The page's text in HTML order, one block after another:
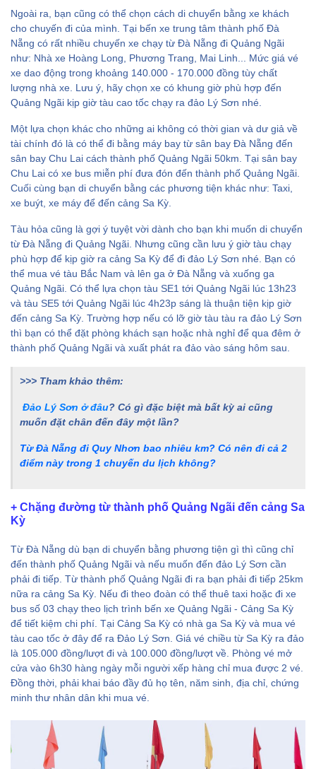
Ngoài ra, bạn cũng có thể chọn cách di chuyển bằng xe khách
cho chuyến đi của mình. Tại bến xe trung tâm thành phố Đà
Nẵng có rất nhiều chuyến xe chạy từ Đà Nẵng đi Quảng Ngãi
như: Nhà xe Hoàng Long, Phương Trang, Mai Linh... Mức giá vé
xe dao động trong khoảng 140.000 - 170.000 đồng tùy chất
lượng nhà xe. Lưu ý, hãy chọn xe có khung giờ phù hợp đến
Quảng Ngãi kịp giờ tàu cao tốc chạy ra đảo Lý Sơn nhé.
Một lựa chọn khác cho những ai không có thời gian và dư giả về
tài chính đó là có thể đi bằng máy bay từ sân bay Đà Nẵng đến
sân bay Chu Lai cách thành phố Quảng Ngãi 50km. Tại sân bay
Chu Lai có xe bus miễn phí đưa đón đến thành phố Quảng Ngãi.
Cuối cùng bạn di chuyển bằng các phương tiện khác như: Taxi,
xe buýt, xe máy để đến cảng Sa Kỳ.
Tàu hỏa cũng là gợi ý tuyệt vời dành cho bạn khi muốn di chuyển
từ Đà Nẵng đi Quảng Ngãi. Nhưng cũng cần lưu ý giờ tàu chạy
phù hợp để kịp giờ ra cảng Sa Kỳ để đi đảo Lý Sơn nhé. Bạn có
thể mua vé tàu Bắc Nam và lên ga ở Đà Nẵng và xuống ga
Quảng Ngãi. Có thể lựa chọn tàu SE1 tới Quảng Ngãi lúc 13h23
và tàu SE5 tới Quảng Ngãi lúc 4h23p sáng là thuận tiện kịp giờ
đến cảng Sa Kỳ. Trường hợp nếu có lỡ giờ tàu tàu ra đảo Lý Sơn
thì bạn có thể đặt phòng khách sạn hoặc nhà nghỉ để qua đêm ở
thành phố Quảng Ngãi và xuất phát ra đảo vào sáng hôm sau.
>>> Tham khảo thêm:
Đảo Lý Sơn ở đâu? Có gì đặc biệt mà bất kỳ ai cũng
muốn đặt chân đến đây một lần?
Từ Đà Nẵng đi Quy Nhơn bao nhiêu km? Có nên đi cả 2
điểm này trong 1 chuyến du lịch không?
+ Chặng đường từ thành phố Quảng Ngãi đến cảng Sa
Kỳ
Từ Đà Nẵng dù bạn di chuyển bằng phương tiện gì thì cũng chỉ
đến thành phố Quảng Ngãi và nếu muốn đến đảo Lý Sơn cần
phải đi tiếp. Từ thành phố Quảng Ngãi đi ra bạn phải đi tiếp 25km
nữa ra cảng Sa Kỳ. Nếu đi theo đoàn có thể thuê taxi hoặc đi xe
bus số 03 chạy theo lịch trình bến xe Quảng Ngãi - Cảng Sa Kỳ
để tiết kiệm chi phí. Tại Cảng Sa Kỳ có nhà ga Sa Kỳ và mua vé
tàu cao tốc ở đây để ra Đảo Lý Sơn. Giá vé chiều từ Sa Kỳ ra đảo
là 105.000 đồng/lượt đi và 100.000 đồng/lượt về. Phòng vé mở
cửa vào 6h30 hàng ngày mỗi người xếp hàng chỉ mua được 2 vé.
Đồng thời, phải khai báo đầy đủ họ tên, năm sinh, địa chỉ, chứng
minh thư nhân dân khi mua vé.